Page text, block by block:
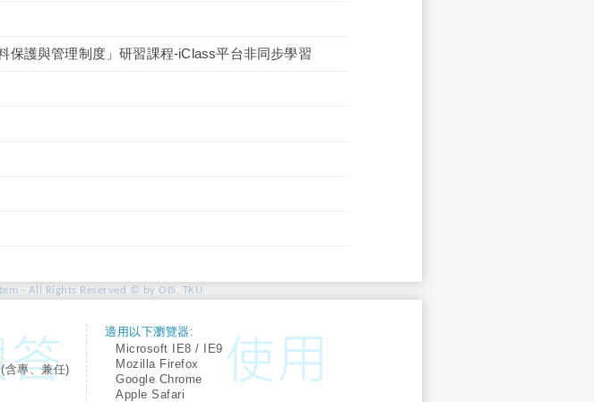
保護與管理制度」研習課程-iClass平台非同步學習
- All Rights Reserved © by OIS, TKU
含專、兼任)
適用以下瀏覽器:
Microsoft IE8 / IE9
Mozilla Firefox
Google Chrome
Apple Safari